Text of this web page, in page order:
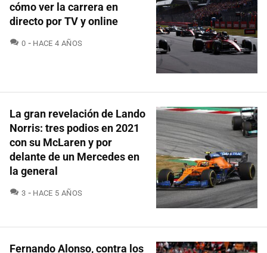
cómo ver la carrera en
directo por TV y online
0 COMENTARIOS
HACE 4 AÑOS
La gran revelación de Lando
Norris: tres podios en 2021
con su McLaren y por
delante de un Mercedes en
la general
3 COMENTARIOS
HACE 5 AÑOS
Fernando Alonso, contra los